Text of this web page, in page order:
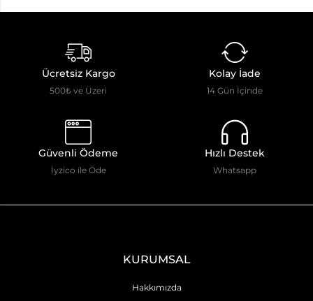
Ücretsiz Kargo
500₺ ve Üzeri
Kolay İade
14 Gün İçinde
Güvenli Ödeme
İyzico ile Öde
Hızlı Destek
Whatsapp
KURUMSAL
Hakkımızda